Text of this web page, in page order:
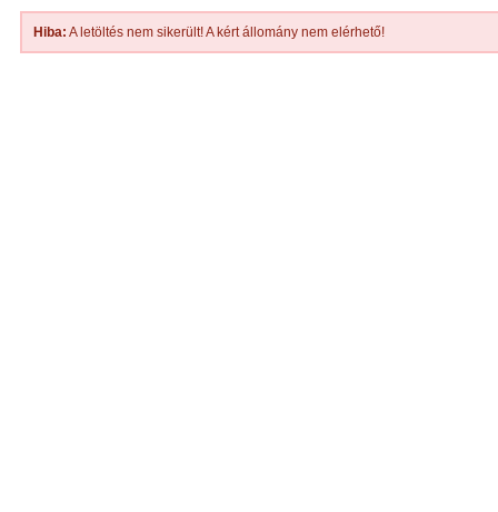
Hiba: A letöltés nem sikerült! A kért állomány nem elérhető!